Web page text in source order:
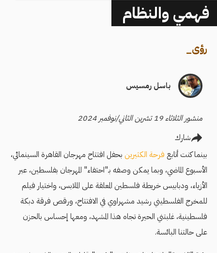
فهمي والنظام
رؤى_
باسل رمسيس
منشور الثلاثاء 19 تشرين الثاني/نوفمبر 2024
شارك
بينما كنت أتابع فرحة الكثيرين بحفل افتتاح مهرجان القاهرة السينمائي،
الأسبوع الماضي، وبما يمكن وصفه بـ"احتفاء" المهرجان بفلسطين، عبر
الأزياء، ودبابيس خريطة فلسطين المعلقة على الملابس، واختيار فيلم
للمخرج الفلسطيني رشيد مشهراوي في الافتتاح، ورقص فرقة دبكة
فلسطينية، غلبتني الحيرة تجاه هذا المشهد، ومعها إحساس بالحزن
على حالتنا البائسة.